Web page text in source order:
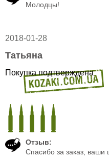
Молодцы!
2018-01-28
Татьяна
Покупка подтверждена
Отзыв:
Спасибо за заказ,